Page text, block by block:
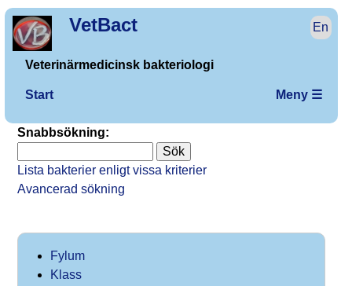
VetBact En
Veterinärmedicinsk bakteriologi
Start Meny ☰
Snabbsökning:
Lista bakterier enligt vissa kriterier
Avancerad sökning
Fylum
Klass